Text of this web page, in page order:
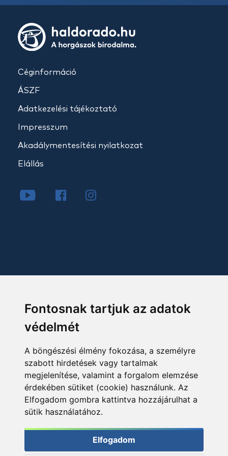
Fontosnak tartjuk az adatok
védelmét
A böngészési élmény fokozása, a személyre
szabott hirdetések vagy tartalmak
megjelenítése, valamint a forgalom elemzése
érdekében sütiket (cookie) használunk. Az
Elfogadom gombra kattintva hozzájárulhat a
sütik használatához.
Elfogadom
Céginformáció
ÁSZF
Adatkezelési tájékoztató
Impresszum
Akadálymentesítési nyilatkozat
Elállás